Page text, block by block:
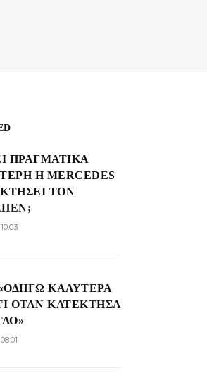
ΠΡΑΓΜΑΤΙΚΆ
Η MERCEDES
ΤΟΝ
ΚΑΛΎΤΕΡΑ
ΌΤΑΝ ΚΑΤΈΚΤΗΣΑ